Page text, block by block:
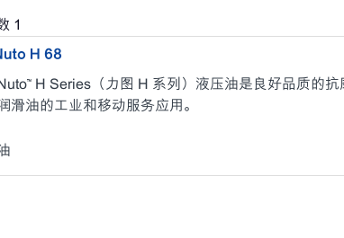
1
H 68
H Series（力图 H 系列）液压油是良好品质的
滑油的工业和移动服务应用。